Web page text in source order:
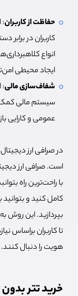
حفاظت از کاربران:
کاربران در
انواع
ایجاد محیطی
شفاف‌سازی مالی:
سیستم مالی کمک
عمومی و کارایی
در صرافی ارز
است. صرافی ارز
با راحت‌ترین راه
بپردازید. این روش
تا کاربران براساس
هویت را دنبال کنند.
خرید تتر